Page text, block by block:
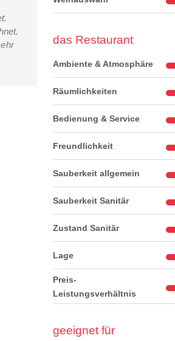
das Restaurant
Ambiente & Atmosphäre
Räumlichkeiten
Bedienung & Service
Freundlichkeit
Sauberkeit allgemein
Sauberkeit Sanitär
Zustand Sanitär
Lage
Preis-
Leistungsverhältnis
geeignet für